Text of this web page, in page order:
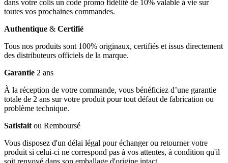
dans votre colis un code promo fidélité de 10% valable à vie sur
toutes vos prochaines commandes.
Authentique & Certifié
Tous nos produits sont 100% originaux, certifiés et issus directement
des distributeurs officiels de la marque.
Garantie 2 ans
À la réception de votre commande, vous bénéficiez d’une garantie
totale de 2 ans sur votre produit pour tout défaut de fabrication ou
problème technique.
Satisfait ou Remboursé
Vous disposez d'un délai légal pour échanger ou retourner votre
produit si celui-ci ne correspond pas à vos attentes, à condition qu'il
soit renvoyé dans son emballage d'origine intact.